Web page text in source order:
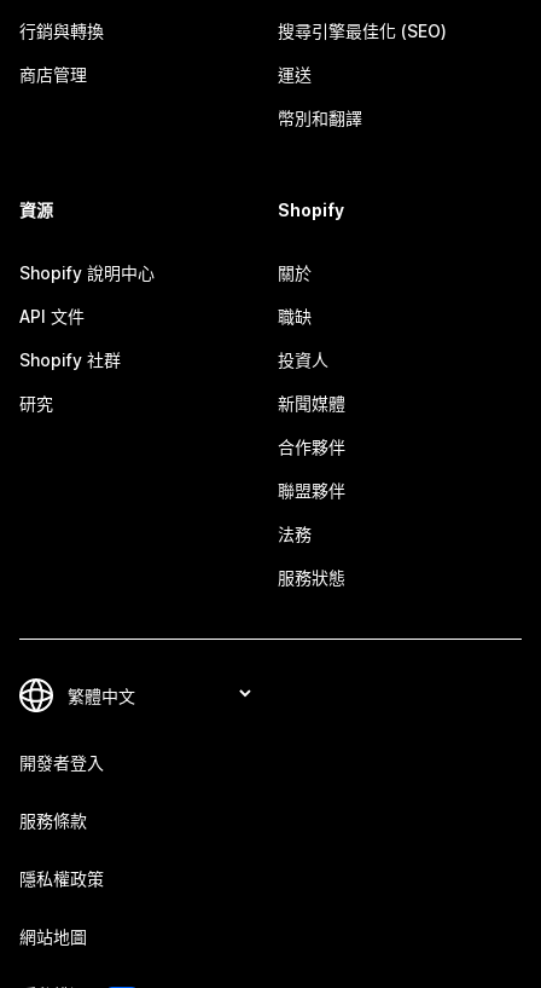
行銷與轉換
商店管理
搜尋引擎最佳化 (SEO)
運送
幣別和翻譯
資源
Shopify 說明中心
API 文件
Shopify 社群
研究
Shopify
關於
職缺
投資人
新聞媒體
合作夥伴
聯盟夥伴
法務
服務狀態
開發者登入
服務條款
隱私權政策
網站地圖